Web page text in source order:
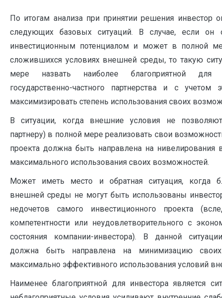
По итогам анализа при принятии решения инвестор
следующих базовых ситуаций. В случае, если он
инвестиционным потенциалом и может в полной
сложившихся условиях внешней среды, то такую
мере назвать наиболее благоприятной для
государственно-частного партнерства и с учетом
максимизировать степень использования своих
В ситуации, когда внешние условия не
партнеру) в полной мере реализовать свои
проекта должна быть направлена на нивелирования
максимального использования своих возможностей.
Может иметь место и обратная ситуация, когда
внешней среды не могут быть использованы
недочетов самого инвестиционного проекта
компетентности или неудовлетворительного с
состояния компании-инвестора). В данной
должна быть направлена на минимизацию
максимально эффективного использования условий
Наименее благоприятной для инвестора является